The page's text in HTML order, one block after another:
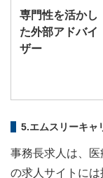
専門性を活かし
た外部アドバイ
ザー
5.エムスリーキャ
事務長求人は、
の求人サイトに